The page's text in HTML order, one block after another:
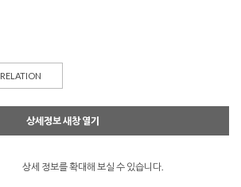
RELATION
상세정보 새창 열기
상세 정보를 확대해 보실 수 있습니다.